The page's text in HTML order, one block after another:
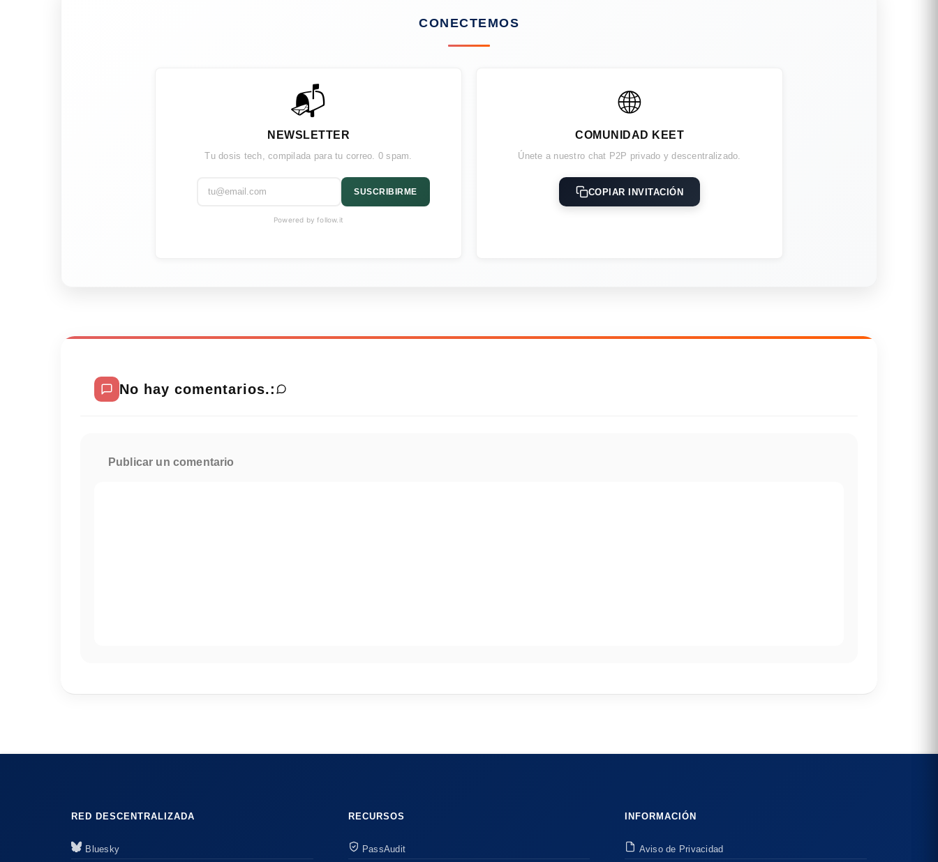
CONECTEMOS
📬
NEWSLETTER
Tu dosis tech, compilada para tu correo. 0 spam.
SUSCRIBIRME
Powered by follow.it
🌐
COMUNIDAD KEET
Únete a nuestro chat P2P privado y descentralizado.
COPIAR INVITACIÓN
No hay comentarios.:
Publicar un comentario
RED DESCENTRALIZADA
Bluesky
RECURSOS
PassAudit
INFORMACIÓN
Aviso de Privacidad